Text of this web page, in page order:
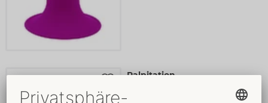
Palpitation